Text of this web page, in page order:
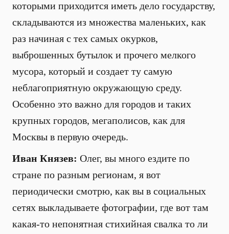
которыми приходится иметь дело государству,
складываются из множества маленьких, как
раз начиная с тех самых окурков,
выброшенных бутылок и прочего мелкого
мусора, который и создает ту самую
неблагоприятную окружающую среду.
Особенно это важно для городов и таких
крупных городов, мегаполисов, как для
Москвы в первую очередь.
Иван Князев: Олег, вы много ездите по
стране по разным регионам, я вот
периодически смотрю, как вы в социальных
сетях выкладываете фотографии, где вот там
какая-то непонятная стихийная свалка то ли